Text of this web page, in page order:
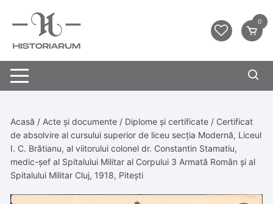
0
Acasă / Acte și documente / Diplome și certificate / Certificat
de absolvire al cursului superior de liceu secția Modernă, Liceul
I. C. Brătianu, al viitorului colonel dr. Constantin Stamatiu,
medic-șef al Spitalului Militar al Corpului 3 Armată Român și al
Spitalului Militar Cluj, 1918, Pitești